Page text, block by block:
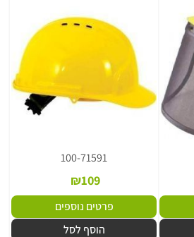
100-71591
₪109
פרטים נוספים
הוסף לסל